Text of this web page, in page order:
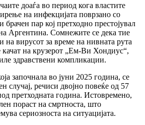
доаѓа во период кога властите
на инфекцијата поврзано со
пар кој претходно престојувал
Аргентина. Сомнежите се дека тие
вирусот за време на нивната рута
качат на крузерот „Ем-Ви Хондиус“,
здравствени компликации.
започнала во јуни 2025 година, се
случај, речиси двојно повеќе од 57
претходната година. Истовремено,
пораст на смртноста, што
сериозноста на ситуацијата.